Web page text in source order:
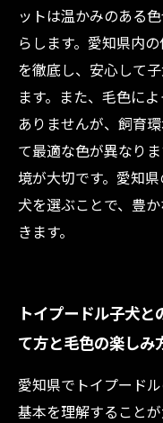
ットは温かみのある
らします。愛知県内
を徹底し、安心して
ます。また、毛色に
ありませんが、飼育
て最適な色が異なり
境が大切です。愛知
犬を選ぶことで、豊
きます。
トイプードル子犬
て方と毛色の楽しみ
愛知県でトイプード
基本を理解すること